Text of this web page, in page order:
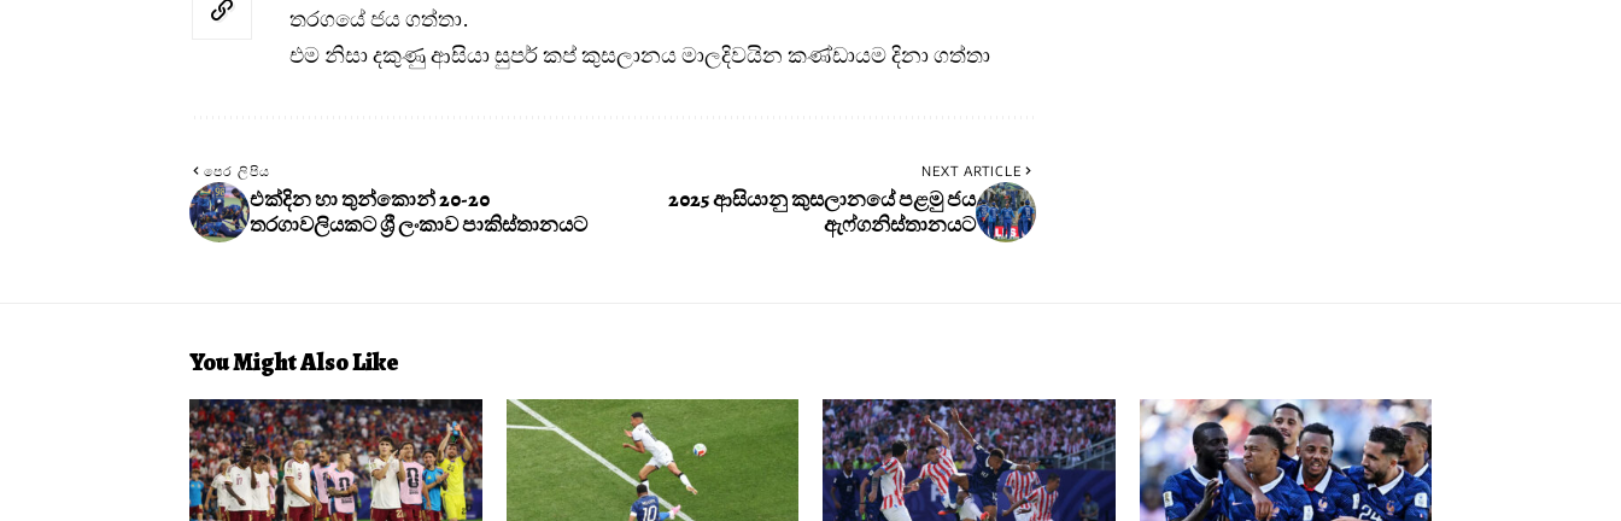
තරගයේ ජය ගත්තා.
එම නිසා දකුණු ආසියා සුපර් කප් කුසලානය මාලදිවයින කණ්ඩායම දිනා ගත්තා
පෙර ලිපිය
එක්දින හා තුන්කොන් 20-20
තරගාවලියකට ශ්‍රී ලංකාව පාකිස්තානයට
NEXT ARTICLE
2025 ආසියානු කුසලානයේ පළමු ජය
ඇෆ්ගනිස්තානයට
You Might Also Like